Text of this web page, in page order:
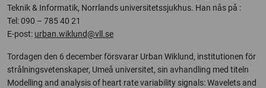
Teknik & Informatik, Norrlands universitetssjukhus. Han nås på :
Tel: 090 – 785 40 21
E-post: urban.wiklund@vll.se
Tordagen den 6 december försvarar Urban Wiklund, institutionen för
strålningsvetenskaper, Umeå universitet, sin avhandling med titeln
Modelling and analysis of heart rate variability signals: Wavelets and